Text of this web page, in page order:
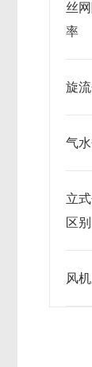
丝
率
旋
气
立
区别
风